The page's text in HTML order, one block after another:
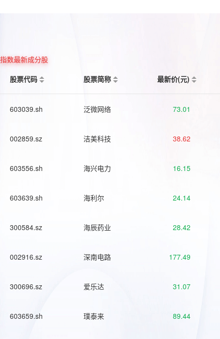
指数最新成分股
股票代码
股票简称 最新价(元)
603039.sh 泛微网络 73.01
002859.sz 洁美科技 38.62
603556.sh 海兴电力 16.15
603639.sh 海利尔 24.14
300584.sz 海辰药业 28.42
002916.sz 深南电路 177.49
300696.sz 爱乐达 31.07
603659.sh 璞泰来 89.44